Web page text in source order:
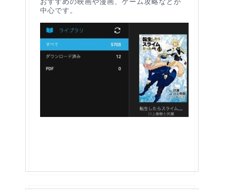
おすすめの映画や漫画、ゲーム攻略などが
中心です。